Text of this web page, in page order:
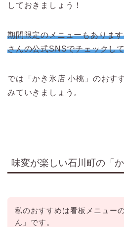
しておきましょう！
期間限定のメニューもありま
さんの公式SNSでチェックし
では「かき氷店 小桃」のおす
みていきましょう。
味変が楽しい石川町の「か
私のおすすめは看板メニュー
ん 」です。